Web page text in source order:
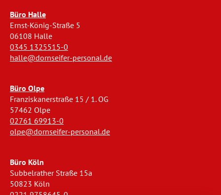
Büro Halle
Ernst-König-Straße 5
06108 Halle
0345 1325515-0
halle@dornseifer-personal.de
Büro Olpe
Franziskanerstraße 15 / 1. OG
57462 Olpe
02761 69913-0
olpe@dornseifer-personal.de
Büro Köln
Subbelrather Straße 15a
50823 Köln